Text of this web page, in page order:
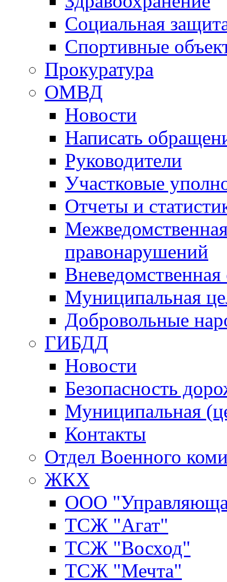
Социальная
Спортивные
Прокуратура
ОМВД
Новости
Написать
Руководители
Участковые
Отчеты и
правонарушений
Вневедомственная
Муниципальная
Добровольные
ГИБДД
Новости
Безопасность
Муниципальная
Контакты
Отдел Военного
ЖКХ
ООО
ТСЖ "Агат"
ТСЖ "Восход"
ТСЖ "Мечта"